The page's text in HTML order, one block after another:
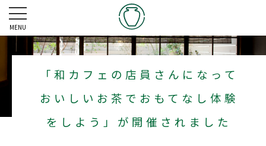
MENU
「和カフェの店員さんになって
おいしいお茶でおもてなし体験
をしよう」が開催されました